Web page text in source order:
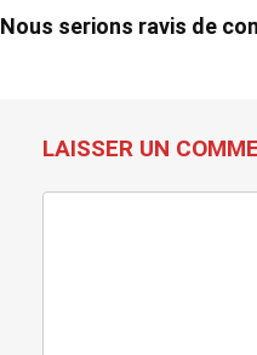
Nous serions ravis de
LAISSER UN